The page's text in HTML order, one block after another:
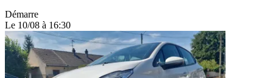
Démarre
Le 10/08 à 16:30